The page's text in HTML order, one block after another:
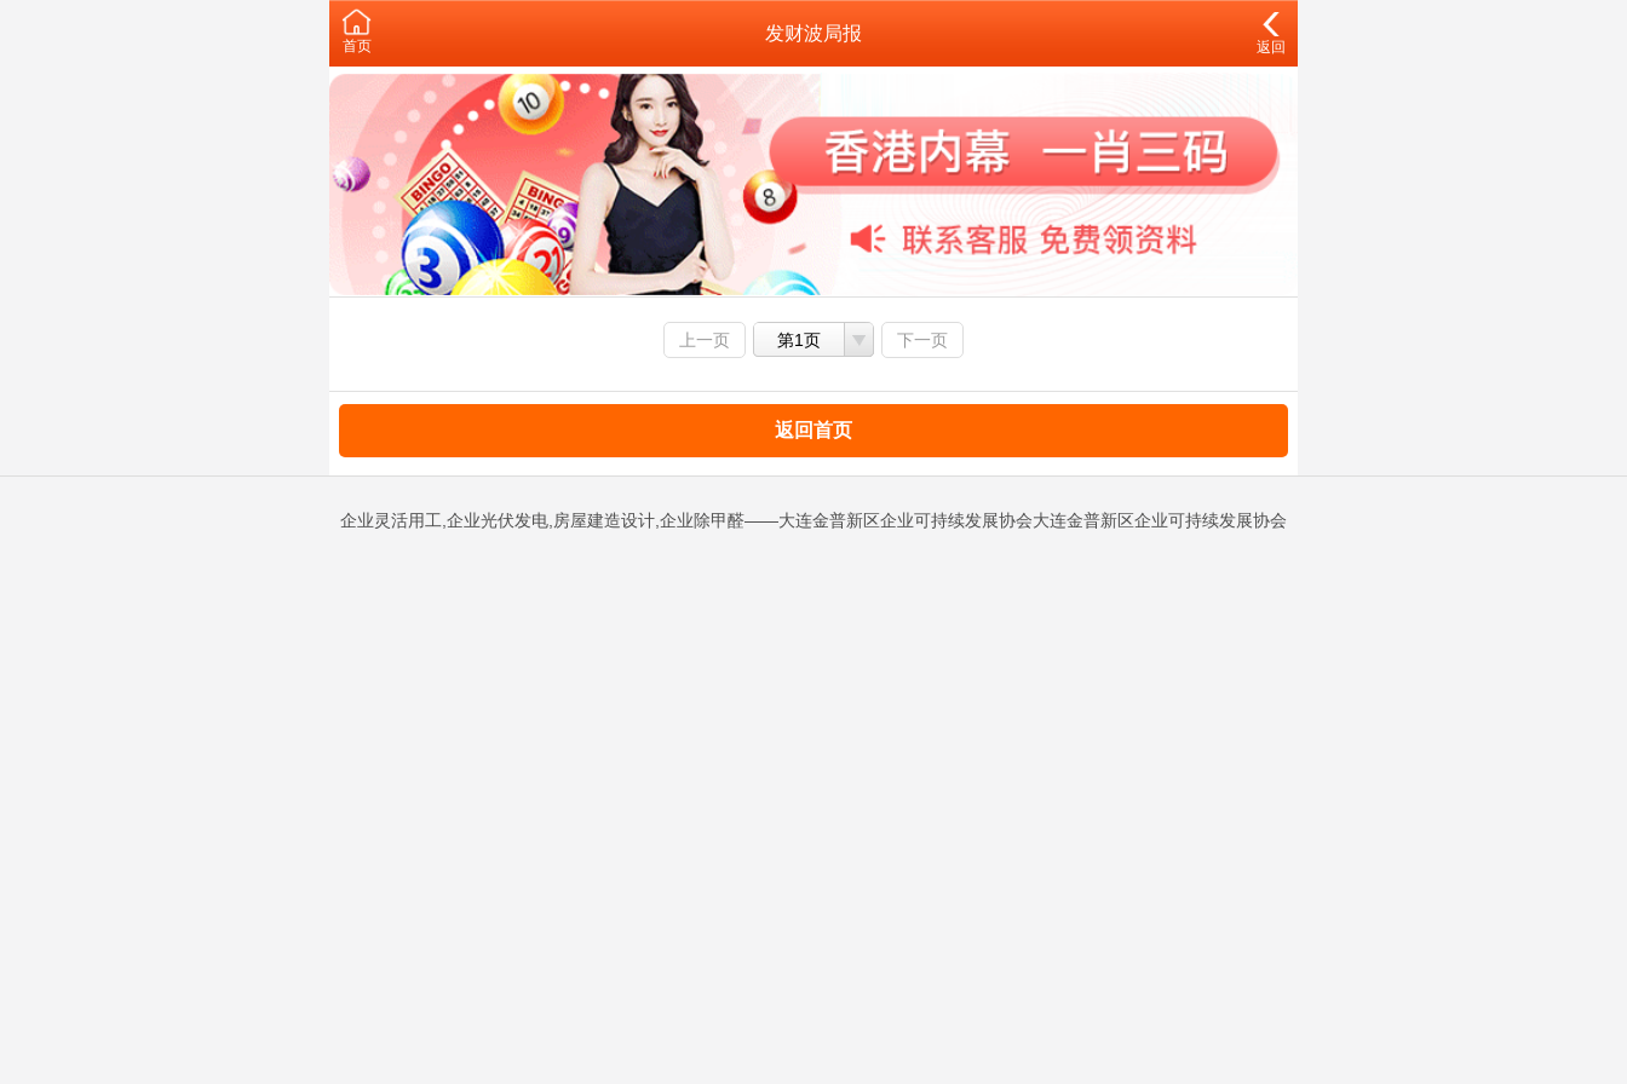
首页
发财波局报
返回
上一页 第1页 下一页
返回首页
企业灵活用工,企业光伏发电,房屋建造设计,企业除甲醛——大连金普新区企业可持续发展协会大连金普新区企业可持续发展协会